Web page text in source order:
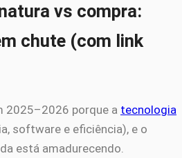
vs compra:
chute (com link
2025–2026 porque a tecnologia
software e eficiência), e o
está amadurecendo.